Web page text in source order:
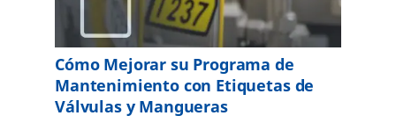
Cómo Mejorar su Programa de
Mantenimiento con Etiquetas de
Válvulas y Mangueras